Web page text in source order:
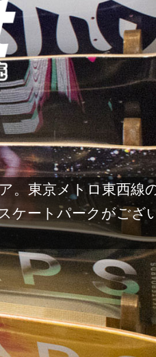
。東京メトロ東西線
ケートパークがござ